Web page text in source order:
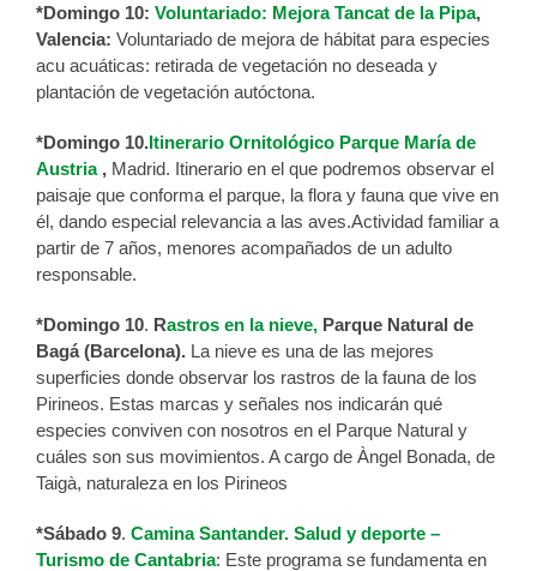
*Domingo 10: Voluntariado: Mejora Tancat de la Pipa,
Valencia: Voluntariado de mejora de hábitat para especies
acu acuáticas: retirada de vegetación no deseada y
plantación de vegetación autóctona.
*Domingo 10.Itinerario Ornitológico Parque María de
Austria , Madrid. Itinerario en el que podremos observar el
paisaje que conforma el parque, la flora y fauna que vive en
él, dando especial relevancia a las aves.Actividad familiar a
partir de 7 años, menores acompañados de un adulto
responsable.
*Domingo 10. Rastros en la nieve, Parque Natural de
Bagá (Barcelona). La nieve es una de las mejores
superficies donde observar los rastros de la fauna de los
Pirineos. Estas marcas y señales nos indicarán qué
especies conviven con nosotros en el Parque Natural y
cuáles son sus movimientos. A cargo de Àngel Bonada, de
Taigà, naturaleza en los Pirineos
*Sábado 9. Camina Santander. Salud y deporte –
Turismo de Cantabria: Este programa se fundamenta en